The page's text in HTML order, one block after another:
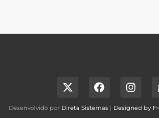
Desenvolvido por Direta Sistemas | Designed by